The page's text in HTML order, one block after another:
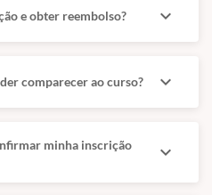
e obter reembolso? expand_more
comparecer ao curso? expand_more
minha inscrição
expand_more